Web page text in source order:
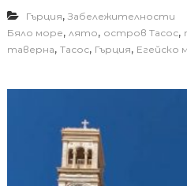
Гърция, Забележителности
Бяло море, лято, остров Тасос,
таверна, Тасос, Гърция, Егейско